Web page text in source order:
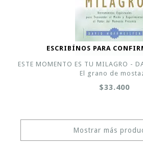
ESCRIBÍNOS PARA
ESTE MOMENTO ES TU MILAGRO -
El grano de
$33.400
Mostrar más